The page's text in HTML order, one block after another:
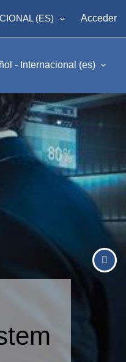
‎(ES)‎ Acceder
- Internacional ‎(es)‎